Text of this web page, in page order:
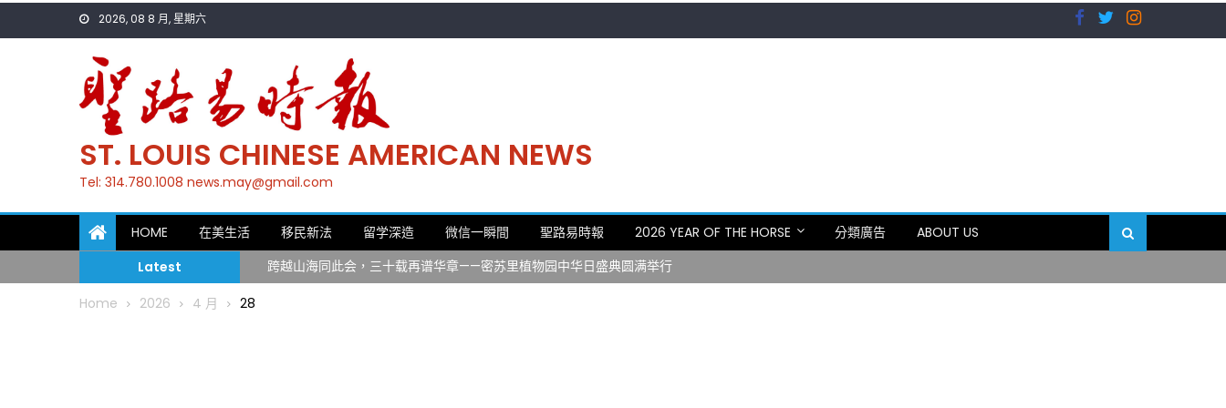
2026, 08 8 月, 星期六
ST. LOUIS CHINESE AMERICAN NEWS
Tel: 314.780.1008 news.may@gmail.com
HOME 在美生活 移民新法 留学深造 微信一瞬間 聖路易時報 2026 YEAR OF THE HORSE 分類廣告
ABOUT US
Latest
一晃三十年，初夏又相逢。中华日，等你来赴约 —— 密苏里植物园“中华日三十周年特别报道（五）
筝声与琴韵交汇：刘励(Li Statler)与钢琴家Darek演绎一场古筝与钢琴的精彩对话
跨越山海同此会，三十载再谱华章——密苏里植物园中华日盛典圆满举行
圣路易龙舟俱乐部5月16日龙舟体验日 邀请各界亲身体验划行乐趣 + 水上竞速魅力
Home 2026 4 月 28